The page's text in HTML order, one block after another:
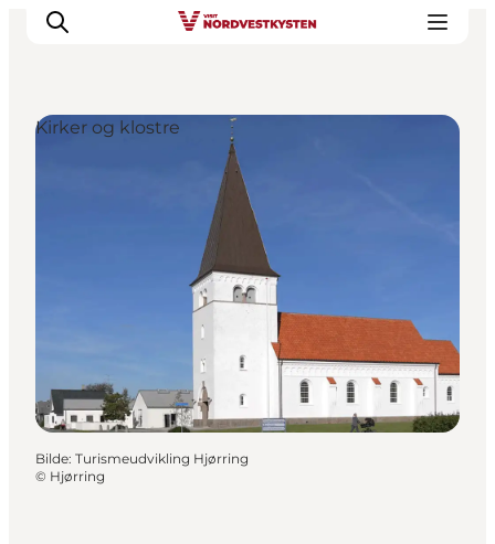
Planlegg ferien
Kirker og klostre
Bilde: Turismeudvikling Hjørring
© Hjørring